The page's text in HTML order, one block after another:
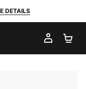
DETAILS
MI